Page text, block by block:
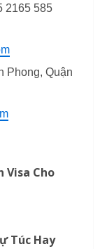
2165 585
Phong, Quận
Visa Cho
Túc Hay